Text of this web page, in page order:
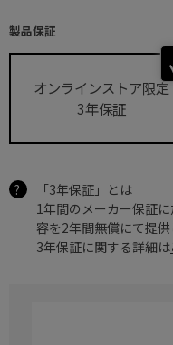
製品保証
オンラインストア限定
3年保証
「3年保証」とは
1年間のメーカー保証
容を2年間無償にて提
3年保証に関する詳細は